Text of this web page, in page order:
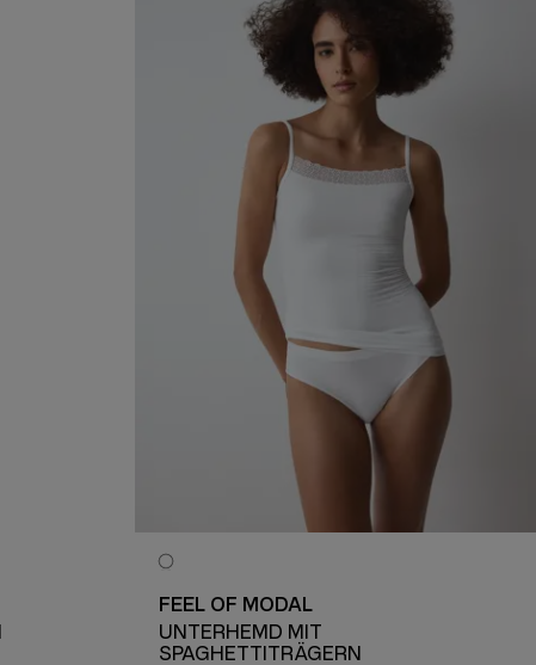
FEEL OF MODAL
UNTERHEMD MIT
SPAGHETTITRÄGERN